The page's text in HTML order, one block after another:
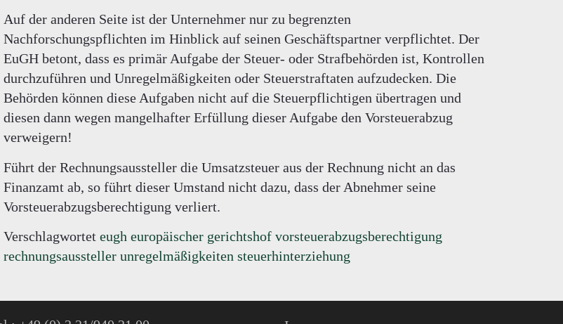
Auf der anderen Seite ist der Unternehmer nur zu begrenzten
Nachforschungspflichten im Hinblick auf seinen Geschäftspartner verpflichtet. Der
EuGH betont, dass es primär Aufgabe der Steuer- oder Strafbehörden ist, Kontrollen
durchzuführen und Unregelmäßigkeiten oder Steuerstraftaten aufzudecken. Die
Behörden können diese Aufgaben nicht auf die Steuerpflichtigen übertragen und
diesen dann wegen mangelhafter Erfüllung dieser Aufgabe den Vorsteuerabzug
verweigern!
Führt der Rechnungsaussteller die Umsatzsteuer aus der Rechnung nicht an das
Finanzamt ab, so führt dieser Umstand nicht dazu, dass der Abnehmer seine
Vorsteuerabzugsberechtigung verliert.
Verschlagwortet eugh europäischer gerichtshof vorsteuerabzugsberechtigung
rechnungsaussteller unregelmäßigkeiten steuerhinterziehung